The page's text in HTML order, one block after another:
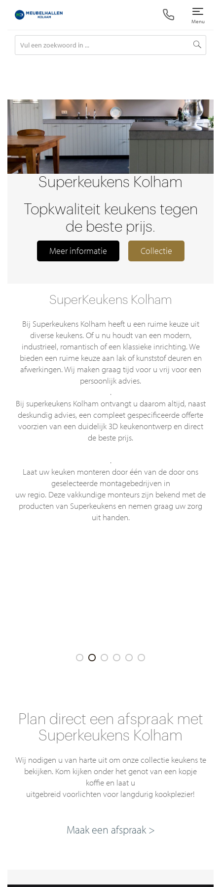
Superkeukens Kolham
Topkwaliteit keukens tegen
de beste prijs.
Meer informatie Collectie
SuperKeukens Kolham
Bij Superkeukens Kolham heeft u een ruime keuze uit
diverse keukens. Of u nu houdt van een modern,
industrieel, romantisch of een klassieke inrichting. We
bieden een ruime keuze aan lak of kunststof deuren en
afwerkingen. Wij maken graag tijd voor u vrij voor een
persoonlijk advies.
.
Bij superkeukens Kolham ontvangt u daarom altijd, naast
deskundig advies, een compleet gespecificeerde offerte
voorzien van een duidelijk 3D keukenontwerp en direct
de beste prijs.
.
Laat uw keuken monteren door één van de door ons
geselecteerde montagebedrijven in
uw regio. Deze vakkundige monteurs zijn bekend met de
producten van Superkeukens en nemen graag uw zorg
uit handen.
Plan direct een afspraak met
Superkeukens Kolham
Wij nodigen u van harte uit om onze collectie keukens te
bekijken. Kom kijken onder het genot van een kopje
koffie en laat u
uitgebreid voorlichten voor langdurig kookplezier!
Maak een afspraak >